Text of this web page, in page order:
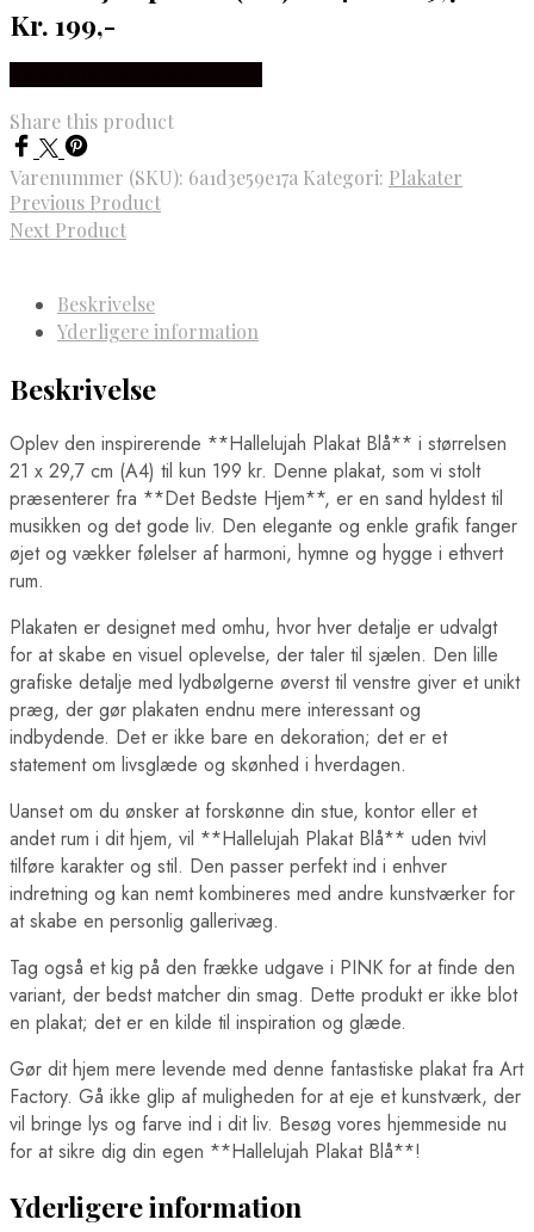
Rønne Plakater
Roskilde Plakater
Skive Plakater
Thisted Plakater
Vordingborg Plakater
Danmarkskort Plakater
Europa Byer Plakater
Barcelona Plakater
Berlin Plakater
London Plakater
Rom Plakater
Lande Plakater
Australien Plakater
Belgien Plakater
Brasilien Plakater
Bulgarien Plakater
Canada Plakater
Danmark Plakater
Egypten Plakater
Finland Plakater
Frankrig Plakater
Grækenland Plakater
Indien Plakater
Italien Plakater
Japan Plakater
Jordan Plakater
Verdens Byplakater
Beijing Plakater
Boston Plakater
Brasilia Plakater
Cairo Plakater
Chicago Plakater
Houston Plakater
Los Angeles Plakater
Manchester City Wallstickers
Kr. 199,-
Share this product
Varenummer (SKU): 6a1d3e59e17a Kategori: Plakater
Previous Product
Next Product
Beskrivelse
Yderligere information
Beskrivelse
Oplev den inspirerende **Hallelujah Plakat Blå** i størrelsen
21 x 29,7 cm (A4) til kun 199 kr. Denne plakat, som vi stolt
præsenterer fra **Det Bedste Hjem**, er en sand hyldest til
musikken og det gode liv. Den elegante og enkle grafik fanger
øjet og vækker følelser af harmoni, hymne og hygge i ethvert
rum.
Plakaten er designet med omhu, hvor hver detalje er udvalgt
for at skabe en visuel oplevelse, der taler til sjælen. Den lille
grafiske detalje med lydbølgerne øverst til venstre giver et unikt
præg, der gør plakaten endnu mere interessant og
indbydende. Det er ikke bare en dekoration; det er et
statement om livsglæde og skønhed i hverdagen.
Uanset om du ønsker at forskønne din stue, kontor eller et
andet rum i dit hjem, vil **Hallelujah Plakat Blå** uden tvivl
tilføre karakter og stil. Den passer perfekt ind i enhver
indretning og kan nemt kombineres med andre kunstværker for
at skabe en personlig gallerivæg.
Tag også et kig på den frække udgave i PINK for at finde den
variant, der bedst matcher din smag. Dette produkt er ikke blot
en plakat; det er en kilde til inspiration og glæde.
Gør dit hjem mere levende med denne fantastiske plakat fra Art
Factory. Gå ikke glip af muligheden for at eje et kunstværk, der
vil bringe lys og farve ind i dit liv. Besøg vores hjemmeside nu
for at sikre dig din egen **Hallelujah Plakat Blå**!
Yderligere information